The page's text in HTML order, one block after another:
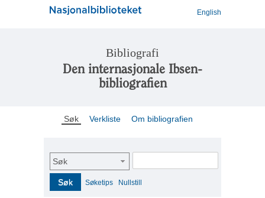
English
Bibliografi
Den internasjonale Ibsen-
bibliografien
Søk Verkliste Om bibliografien
Søk
Søk Søketips Nullstill